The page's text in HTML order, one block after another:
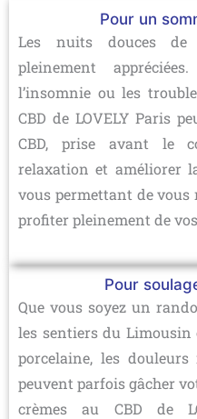
Pour un
Les nuits douces de
pleinement
l’insomnie ou les
CBD de LOVELY Paris
CBD, prise avant le
relaxation et améliorer
vous permettant de
profiter pleinement de
Pour
Que vous soyez un
les sentiers du
porcelaine, les
peuvent parfois gâcher
crèmes au CBD de